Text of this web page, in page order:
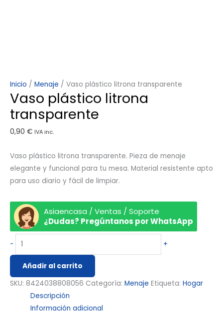
Inicio / Menaje / Vaso plástico litrona transparente
Vaso plástico litrona
transparente
0,90 € IVA inc.
Vaso plástico litrona transparente. Pieza de menaje
elegante y funcional para tu mesa. Material resistente apto
para uso diario y fácil de limpiar.
Asiaencasa / Ventas / Soporte
¿Dudas? Pregúntanos por WhatsApp
- +
Añadir al carrito
SKU: 8424038808056 Categoría: Menaje Etiqueta: Hogar
Descripción
Información adicional